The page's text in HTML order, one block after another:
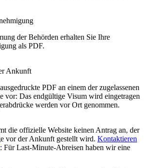
der Behörden erhalten Sie Ihre
als PDF.
Ankunft
PDF an einem der zugelassenen
vor: Das endgültige Visum wird eingetragen
werden vor Ort genommen.
die offizielle Website keinen Antrag an, der
vor der Ankunft gestellt wird. Kontaktieren
: Für Last-Minute-Abreisen haben wir eine